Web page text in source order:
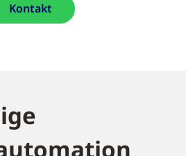
Kontakt